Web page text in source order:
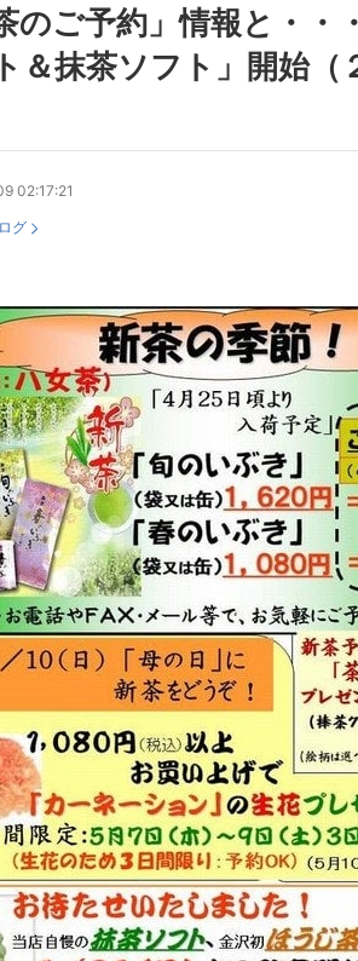
のご予約」情報と・・
＆抹茶ソフト」開始（
02:17:21
グ